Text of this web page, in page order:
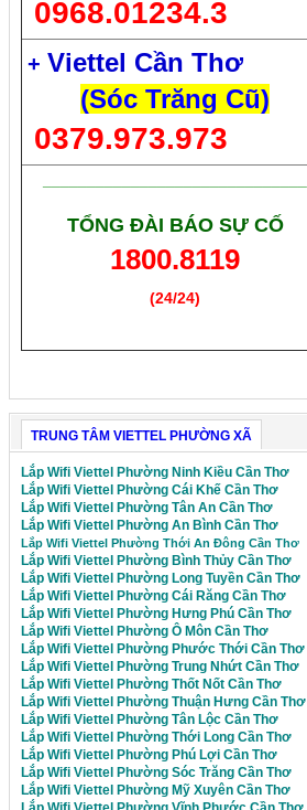
0968.01234.3
+ Viettel Cần Thơ
(Sóc Trăng Cũ)
0379.973.973
TỔNG ĐÀI BÁO SỰ CỐ
1800.8119
(24/24)
TRUNG TÂM VIETTEL PHƯỜNG XÃ
Lắp Wifi Viettel Phường Ninh Kiều Cần Thơ
Lắp Wifi Viettel Phường Cái Khế Cần Thơ
Lắp Wifi Viettel Phường Tân An Cần Thơ
Lắp Wifi Viettel Phường An Bình Cần Thơ
Lắp Wifi Viettel Phường Thới An Đông Cần Thơ
Lắp Wifi Viettel Phường Bình Thủy Cần Thơ
Lắp Wifi Viettel Phường Long Tuyền Cần Thơ
Lắp Wifi Viettel Phường Cái Răng Cần Thơ
Lắp Wifi Viettel Phường Hưng Phú Cần Thơ
Lắp Wifi Viettel Phường Ô Môn Cần Thơ
Lắp Wifi Viettel Phường Phước Thới Cần Thơ
Lắp Wifi Viettel Phường Trung Nhứt Cần Thơ
Lắp Wifi Viettel Phường Thốt Nốt Cần Thơ
Lắp Wifi Viettel Phường Thuận Hưng Cần Thơ
Lắp Wifi Viettel Phường Tân Lộc Cần Thơ
Lắp Wifi Viettel Phường Thới Long Cần Thơ
Lắp Wifi Viettel Phường Phú Lợi Cần Thơ
Lắp Wifi Viettel Phường Sóc Trăng Cần Thơ
Lắp Wifi Viettel Phường Mỹ Xuyên Cần Thơ